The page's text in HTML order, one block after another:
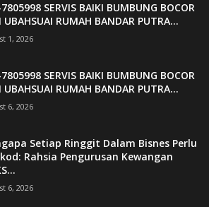
SERVIS BAIKI BUMBUNG BOCOR
UBAHSUAI RUMAH BANDAR PUTRA...
1, 2026
SERVIS BAIKI BUMBUNG BOCOR
UBAHSUAI RUMAH BANDAR PUTRA...
6, 2026
Setiap Ringgit Dalam Bisnes Perlu
Rahsia Pengurusan Kewangan
6, 2026